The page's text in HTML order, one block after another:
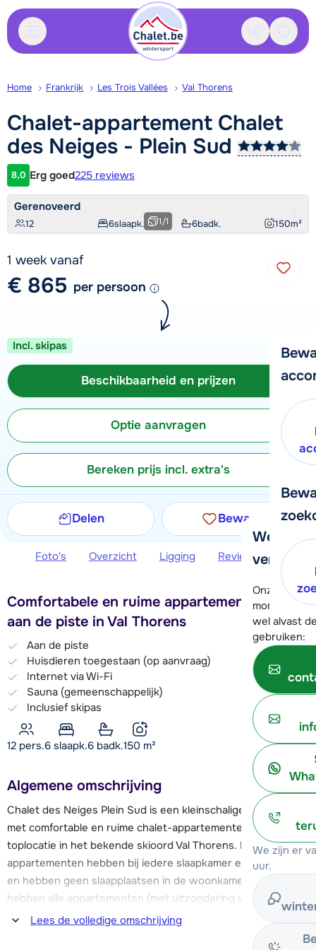
Contact
We
verder!
Onze
moment
wel alvast
gebruiken:
We zijn er
uur.
Home Frankrijk Les Trois Vallées Val Thorens
Chalet-appartement Chalet
des Neiges - Plein Sud
Klantwaardering
8,0 Erg goed225 reviews
Gerenoveerd
12 6slaapk. 6badk. 150m²
1/1
1 week vanaf
€ 865 per persoon
Incl. skipas
Beschikbaarheid en prijzen
Optie aanvragen
Bereken prijs incl. extra's
Delen Bewaren
Foto's Overzicht Ligging Reviews
Comfortabele en ruime appartementen direct
aan de piste in Val Thorens
Aan de piste
Huisdieren toegestaan (op aanvraag)
Internet via Wi-Fi
Sauna (gemeenschappelijk)
Inclusief skipas
12 pers.6 slaapk.6 badk.150 m²
Algemene omschrijving
Chalet des Neiges Plein Sud is een kleinschalige résidence
met comfortable en ruime chalet-appartementen op een
toplocatie in het bekende skioord Val Thorens. De 13
appartementen hebben bij iedere slaapkamer een badkamer
en hebben geen slaapplaatsen in de woonkamer. Verder
hebben alle appartementen (met uitzondering van het 4-
persoons appartement) een mooie natuurstenen open
Lees de volledige omschrijving